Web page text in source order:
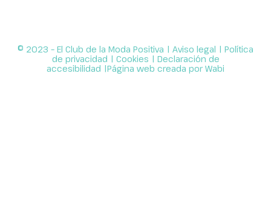
© 2023 – El Club de la Moda Positiva | Aviso legal | Política
de privacidad | Cookies | Declaración de
accesibilidad |Página web creada porWabi